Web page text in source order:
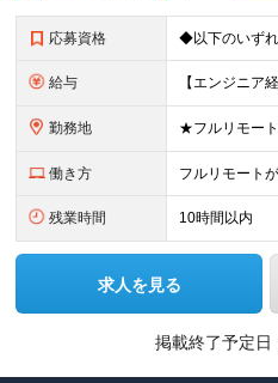
応募資格
給与
勤務地
働き方 フルリモート
残業時間 10時間以内
求人を見る
掲載終了予定日